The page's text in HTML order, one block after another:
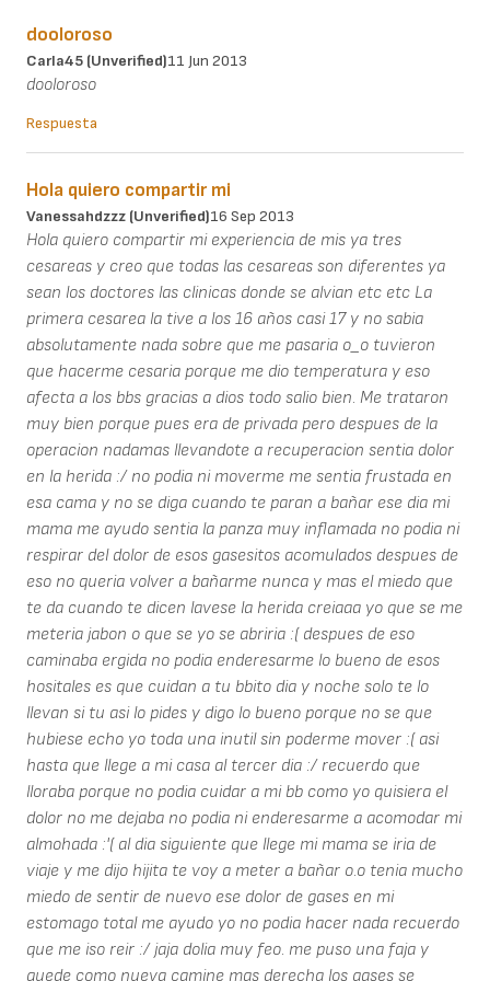
dooloroso
Carla45 (unverified)11 Jun 2013
dooloroso
Respuesta
Hola quiero compartir mi
Vanessahdzzz (unverified)16 Sep 2013
Hola quiero compartir mi experiencia de mis ya tres
cesareas y creo que todas las cesareas son diferentes ya
sean los doctores las clinicas donde se alvian etc etc La
primera cesarea la tive a los 16 años casi 17 y no sabia
absolutamente nada sobre que me pasaria o_o tuvieron
que hacerme cesaria porque me dio temperatura y eso
afecta a los bbs gracias a dios todo salio bien. Me trataron
muy bien porque pues era de privada pero despues de la
operacion nadamas llevandote a recuperacion sentia dolor
en la herida :/ no podia ni moverme me sentia frustada en
esa cama y no se diga cuando te paran a bañar ese dia mi
mama me ayudo sentia la panza muy inflamada no podia ni
respirar del dolor de esos gasesitos acomulados despues de
eso no queria volver a bañarme nunca y mas el miedo que
te da cuando te dicen lavese la herida creiaaa yo que se me
meteria jabon o que se yo se abriria :( despues de eso
caminaba ergida no podia enderesarme lo bueno de esos
hositales es que cuidan a tu bbito dia y noche solo te lo
llevan si tu asi lo pides y digo lo bueno porque no se que
hubiese echo yo toda una inutil sin poderme mover :( asi
hasta que llege a mi casa al tercer dia :/ recuerdo que
lloraba porque no podia cuidar a mi bb como yo quisiera el
dolor no me dejaba no podia ni enderesarme a acomodar mi
almohada :'( al dia siguiente que llege mi mama se iria de
viaje y me dijo hijita te voy a meter a bañar o.o tenia mucho
miedo de sentir de nuevo ese dolor de gases en mi
estomago total me ayudo yo no podia hacer nada recuerdo
que me iso reir :/ jaja dolia muy feo. me puso una faja y
quede como nueva camine mas derecha los gases se